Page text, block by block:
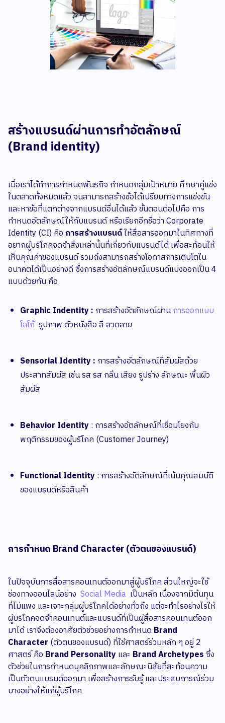
สร้างแบรนด์ผ่านการทำอัตลักษณ์
(Brand identity)
เมื่อเราได้ทำการกำหนดพันธกิจ กำหนดกลุ่มเป้าหมาย ศึกษาคู่แข่ง
ในตลาดทั้งหมดแล้ว จนสามารถสร้างข้อได้เปรียบทางการแข่งขัน
และหาข้อที่แตกต่างจากแบรนด์อื่นได้แล้ว ขั้นตอนต่อไปคือ การ
กำหนดอัตลักษณ์ให้กับแบรนด์ หรือเรียกอีกชื่อว่า Corporate
Identity (CI) คือการสร้างแบรนด์ให้สื่อสารออกมาในทิศทางที่
อยากผู้บริโภคจดจำสิ่งเหล่านั้นที่เกี่ยวกับแบรนด์ได้ เพื่อสะท้อนให้
เห็นคุณค่าของแบรนด์ รวมถึงสามารถสร้างโอกาสการเติบโตใน
อนาคตได้เป็นอย่างดี ซึ่งการสร้างอัตลักษณ์แบรนด์แบ่งออกเป็น 4
แบบด้วยกัน คือ
Graphic Indentity : การสร้างอัตลักษณ์ผ่านการออกแบบ
โลโก้ รูปภาพ ตัวหนังสือ สี ลวดลาย
Sensorial Identity : การสร้างอัตลักษณ์ที่สัมผัสด้วย
ประสาทสัมผัส เช่น รส รส กลิ่น เสียง รูปร่าง ลักษณะ พื้นผิว
สัมผัส
Behavior Identity: การสร้างอัตลักษณ์ที่เชื่อมโยงกับ
พฤติกรรมของผู้บริโภค (Customer Journey)
Functional Identity: การสร้างอัตลักษณ์ที่เน้นคุณสมบัติ
ของแบรนด์หรือสินค้า
การกำหนด Brand Character (ตัวตนของแบรนด์)
ในปัจจุบันการสื่อสารคอนเทนต์ออกมาสู่ผู้บริโภค ส่วนใหญ่จะใช้
ช่องทางออนไลน์อย่าง Social Media เป็นหลัก เนื่องจากมีต้นทุน
ที่ไม่แพง และเจาะกลุ่มผู้บริโภคได้อย่างทั่วถึง แต่จะทำไรอย่างไรให้
ผู้บริโภคจดจำคอนเทนต์และแบรนด์ที่เป็นผู้สื่อสารคอนเทนต์ออก
มาได้ เราจึงต้องอาศัยตัวช่วยอย่างการกำหนด Brand
Character (ตัวตนของแบรนด์) ที่ใช้ศาสตร์ร่วมหลัก ๆ อยู่ 2
ศาสตร์ คือ Brand Personalityและ Brand Archetypesซึ่ง
ตัวช่วยในการกำหนดบุคลิกภาพและลักษณะนิสัยที่สะท้อนความ
เป็นตัวตนแบรนด์ออกมา เพื่อสร้างการรับรู้ และประสบการณ์ร่วม
บางอย่างให้แก่ผู้บริโภค